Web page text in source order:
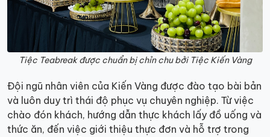
Tiệc Teabreak được chuẩn bị chỉn chu bởi Tiệc Kiến Vàng
Đội ngũ nhân viên của Kiến Vàng được đào tạo bài bản
và luôn duy trì thái độ phục vụ chuyên nghiệp. Từ việc
chào đón khách, hướng dẫn thực khách lấy đồ uống và
thức ăn, đến việc giới thiệu thực đơn và hỗ trợ trong